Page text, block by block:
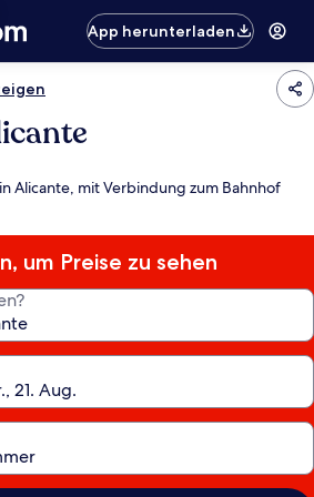
App herunterladen
Alicante, mit Verbindung zum Bahnhof
um Preise zu sehen